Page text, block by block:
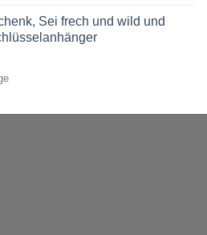
€
29,95 €.
Sei frech und wild und